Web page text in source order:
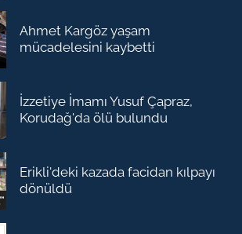
Ahmet Kargöz yaşam
mücadelesini kaybetti
İzzetiye İmamı Yusuf Çapraz,
Korudağ'da ölü bulundu
Erikli'deki kazada facidan kılpayı
dönüldü